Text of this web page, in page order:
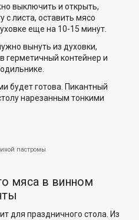
выключить и открыть,
с листа, оставить мясо
еще на 10-15 минут.
вынуть из духовки,
герметичный контейнер и
будет готова. Пикантный
нарезанным тонкими
пастромы
мяса в винном
для праздничного стола. Из